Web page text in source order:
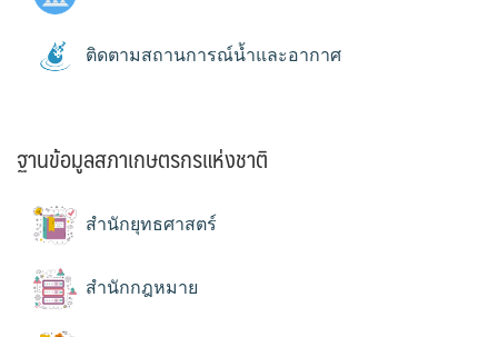
ติดตามสถานการณ์น้ำและอากาศ
ฐานข้อมูลสภาเกษตรกรแห่งชาติ
สำนักยุทธศาสตร์
สำนักกฎหมาย